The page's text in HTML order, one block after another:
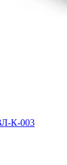
К-003